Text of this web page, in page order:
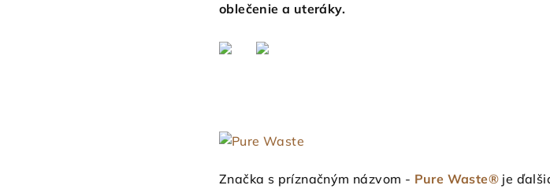
oblečenie a uteráky.
Značka s príznačným názvom - Pure Waste® je